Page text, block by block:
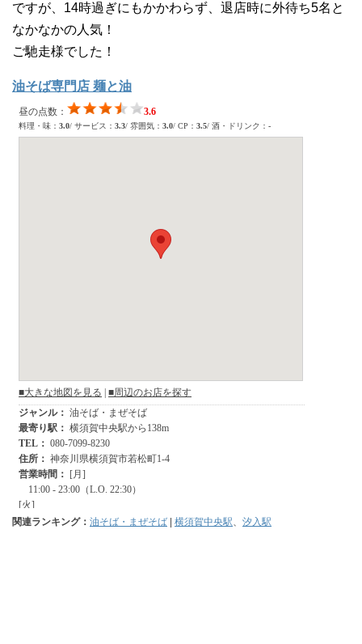
ですが、14時過ぎにもかかわらず、退店時に外待ち5名と
なかなかの人気！
ご馳走様でした！
油そば専門店 麺と油
関連ランキング： 油そば・まぜそば 横須賀中央駅、 汐入駅